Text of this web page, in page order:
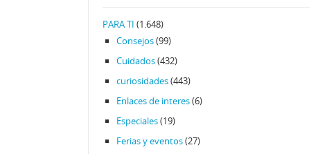
PARA TI (1.648)
Consejos(99)
Cuidados(432)
curiosidades(443)
Enlaces de interes(6)
Especiales(19)
Ferias y eventos(27)